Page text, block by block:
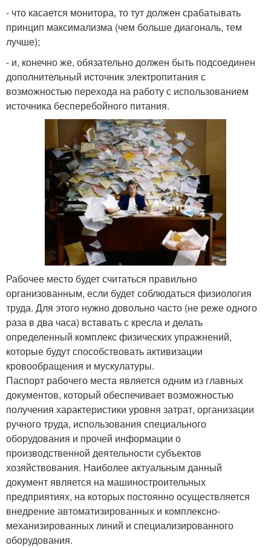
- что касается монитора, то тут должен срабатывать
принцип максимализма (чем больше диагональ, тем
лучше);
- и, конечно же, обязательно должен быть подсоединен
дополнительный источник электропитания с
возможностью перехода на работу с использованием
источника бесперебойного питания.
Рабочее место будет считаться правильно
организованным, если будет соблюдаться физиология
труда. Для этого нужно довольно часто (не реже одного
раза в два часа) вставать с кресла и делать
определенный комплекс физических упражнений,
которые будут способствовать активизации
кровообращения и мускулатуры.
Паспорт рабочего места является одним из главных
документов, который обеспечивает возможностью
получения характеристики уровня затрат, организации
ручного труда, использования специального
оборудования и прочей информации о
производственной деятельности субъектов
хозяйствования. Наиболее актуальным данный
документ является на машиностроительных
предприятиях, на которых постоянно осуществляется
внедрение автоматизированных и комплексно-
механизированных линий и специализированного
оборудования.